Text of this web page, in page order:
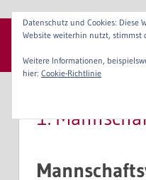
Zum
Inhalt
SpVgg 1904
1.
Datenschutz und Cookies: Diese
Website weiterhin nutzt, stimmst
Weitere Informationen,
hier: Cookie-Richtlinie